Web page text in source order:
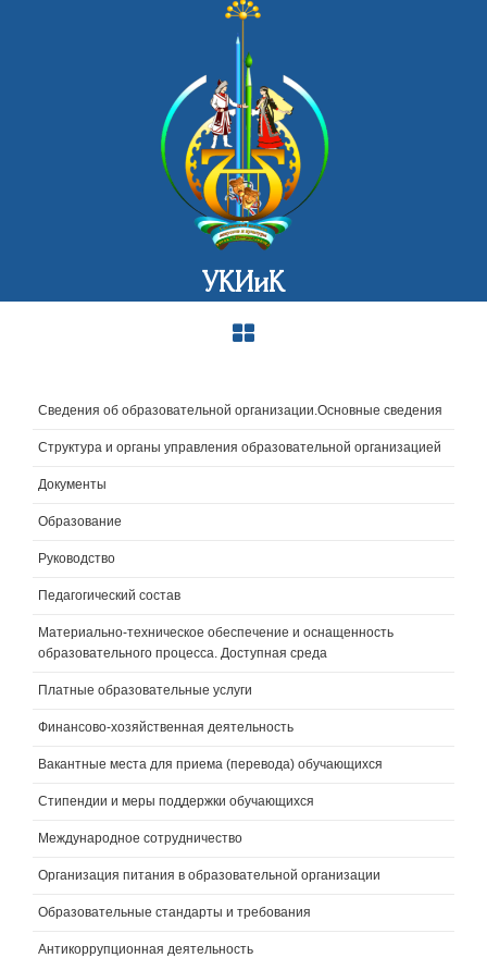
УКИиК
Сведения об образовательной организации.Основные сведения
Структура и органы управления образовательной организацией
Документы
Образование
Руководство
Педагогический состав
Материально-техническое обеспечение и оснащенность
образовательного процесса. Доступная среда
Платные образовательные услуги
Финансово-хозяйственная деятельность
Вакантные места для приема (перевода) обучающихся
Стипендии и меры поддержки обучающихся
Международное сотрудничество
Организация питания в образовательной организации
Образовательные стандарты и требования
Антикоррупционная деятельность